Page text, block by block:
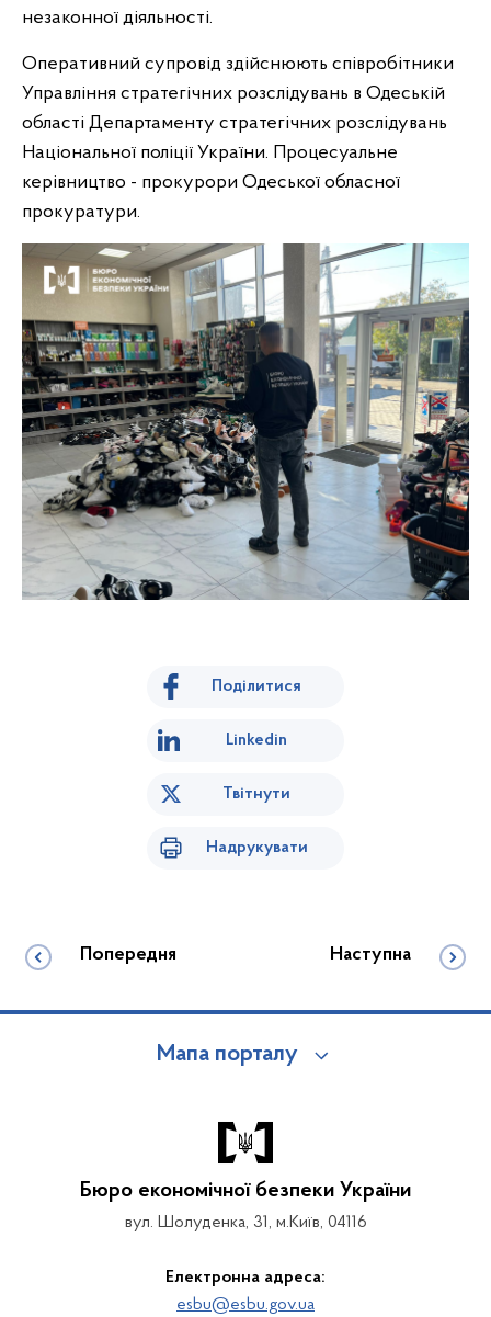
незаконної діяльності.
Оперативний супровід здійснюють співробітники
Управління стратегічних розслідувань в Одеській
області Департаменту стратегічних розслідувань
Національної поліції України. Процесуальне
керівництво - прокурори Одеської обласної
прокуратури.
Поділитися
Linkedin
Твітнути
Надрукувати
Попередня Наступна
Мапа порталу
Бюро економічної безпеки України
вул. Шолуденка, 31, м.Київ, 04116
Електронна адреса:
esbu@esbu.gov.ua